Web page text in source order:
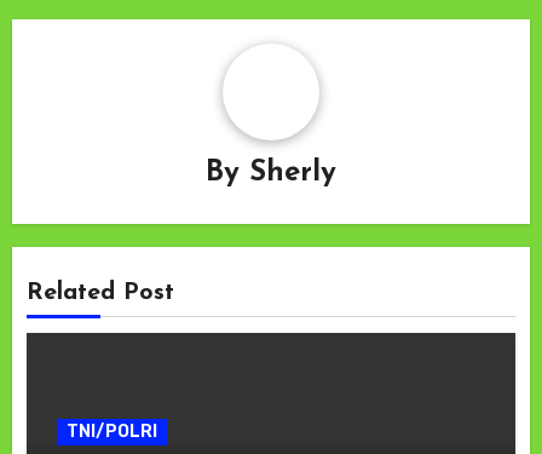
By Sherly
Related Post
TNI/POLRI